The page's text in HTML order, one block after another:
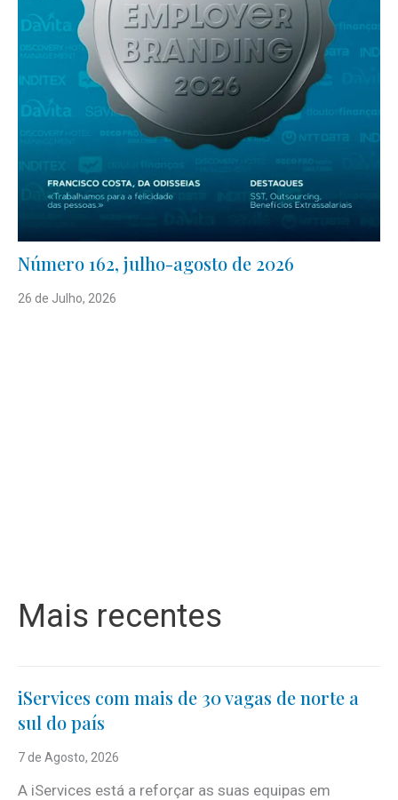
Número 162, julho-agosto de 2026
26 de Julho, 2026
Mais recentes
iServices com mais de 30 vagas de norte a
sul do país
7 de Agosto, 2026
A iServices está a reforçar as suas equipas em